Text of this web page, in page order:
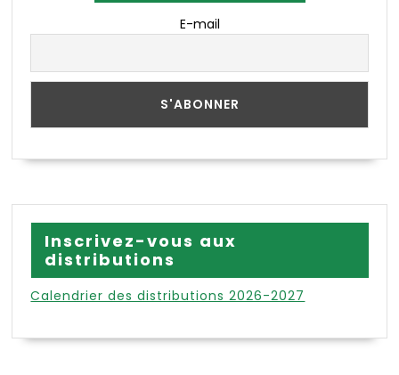
E-mail
Inscrivez-vous aux
distributions
Calendrier des distributions 2026-2027